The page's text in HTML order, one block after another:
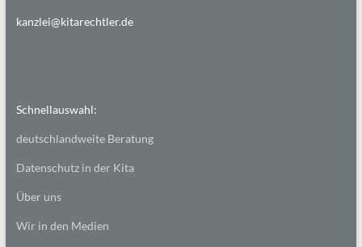
kanzlei@kitarechtler.de
Schnellauswahl:
deutschlandweite Beratung
Datenschutz in der Kita
Über uns
Wir in den Medien